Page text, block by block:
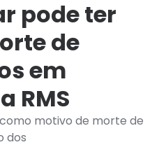
pode ter
de
em
RMS
motivo de morte de
dos